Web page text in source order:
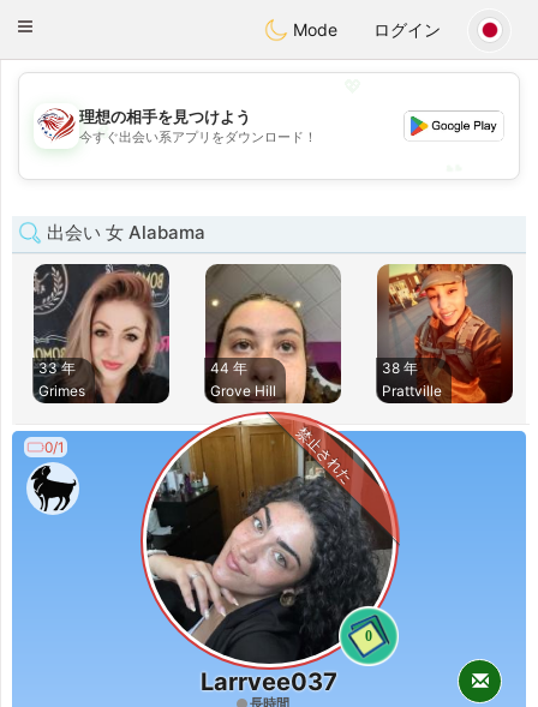
StatesDating
Toggle
Mode ログイン
💖
💕
理想の相手を見つけよう
今すぐ出会い系アプリをダウンロード！
出会い 女 Alabama
33 年
Grimes
44 年
Grove Hill
38 年
Prattville
0/1
0
禁止された
Larrvee037